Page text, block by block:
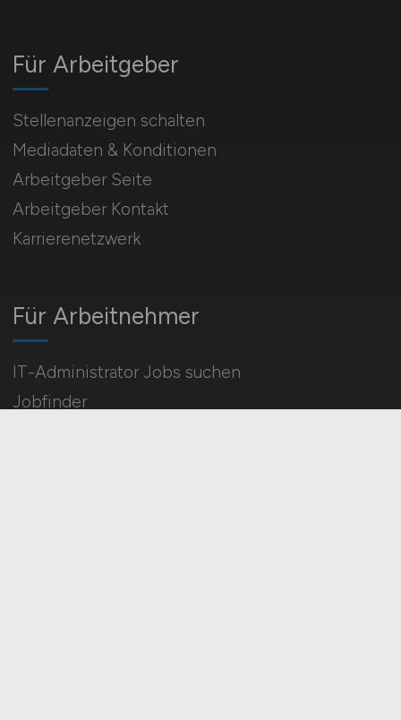
Für Arbeitnehmer
IT-Administrator Jobs suchen
Jobfinder
Für Arbeitgeber
Stellenanzeigen schalten
Mediadaten & Konditionen
Arbeitgeber Seite
Arbeitgeber Kontakt
Karrierenetzwerk